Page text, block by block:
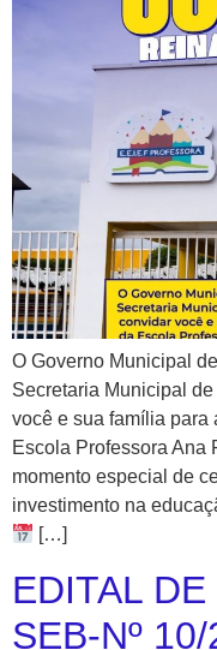
O Governo Municipal
Secretaria Municipal
você e sua família para
Escola Professora Ana
momento especial de
investimento na
[…]
EDITAL
SEB-Nº